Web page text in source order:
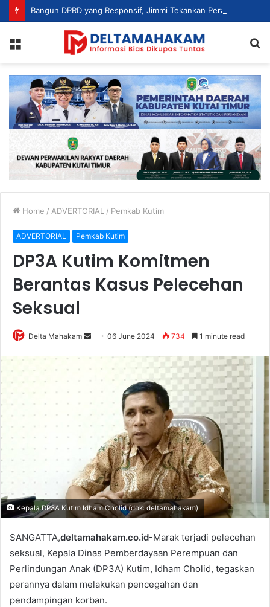
Home / ADVERTORIAL / Pemkab Kutim
ADVERTORIAL Pemkab Kutim
DP3A Kutim Komitmen
Berantas Kasus Pelecehan
Seksual
Delta Mahakam
a
m
a
i
l
06 June 2024 734 1 minute read
Kepala DP3A Kutim Idham Cholid (dok: deltamahakam)
SANGATTA,deltamahakam.co.id-Marak terjadi pelecehan
seksual, Kepala Dinas Pemberdayaan Perempuan dan
Perlindungan Anak (DP3A) Kutim, Idham Cholid, tegaskan
perannya dalam melakukan pencegahan dan
pendampingan korban.